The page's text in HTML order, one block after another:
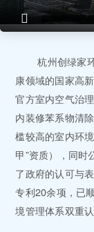
杭州创绿家
康领域的国家高
官方室内空气治
内装修苯系物清
槛较高的室内环
甲”资质），同时
了政府的认可与
专利20余项，已
境管理体系双重认